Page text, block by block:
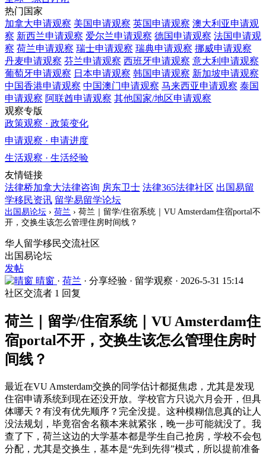
热门国家
加拿大申请观察 美国申请观察 英国申请观察 澳大利亚申请观
察 新西兰申请观察 爱尔兰申请观察 德国申请观察 法国申请观
察 荷兰申请观察 瑞士申请观察 瑞典申请观察 挪威申请观察
丹麦申请观察 芬兰申请观察 西班牙申请观察 意大利 申请观察
葡萄牙申请观察 日本申请观察 韩国申请观察 新加坡申请观察
中国香港申请观察 中国澳门申请观察 马来西亚申请观察 泰国
申请观察 阿联酋申请观察 其他国家/地区申请观察
观察专版
政策观察 · 政策变化
申请观察 · 申请进度
生活观察 · 生活经验
友情链接
法律桥加拿大法律咨询 房东卫士 法律365法律社区 出国易留
学移民资讯 留学易留学论坛
出国易论坛 › 荷兰 › 荷兰｜留学/住宿系统｜VU Amsterdam住宿portal不
开，交换生该怎么管理住房时间线？
华人留学移民交流社区
出国易论坛
发帖
晴窗 · 荷兰 · 分享经验 · 留学观察 · 2026-5-31 15:14
社区交流者 1 回复
荷兰｜留学/住宿系统｜VU Amsterdam住
宿portal不开，交换生该怎么管理住房时
间线？
最近在VU Amsterdam交换的同学估计都挺焦虑，尤其是发现
住宿申请系统到现在还没开放。学校官方只说六月会开，但具
体哪天？有没有优先顺序？完全没提。这种模糊信息真的让人
没法规划，毕竟宿舍名额本来就紧张，晚一步可能就没了。我
查了下，荷兰这边的大学基本都是学生自己抢房，学校不会包
分配，尤其是交换生，基本是“先到先得”模式，所以提前准备